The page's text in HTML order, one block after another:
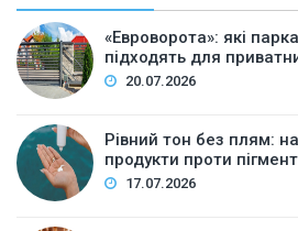
«Евроворота»: які
підходять для
20.07.2026
Рівний тон без плям:
продукти проти
17.07.2026